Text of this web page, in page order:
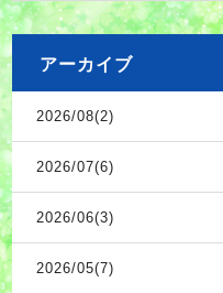
アーカイブ
2026/08(2)
2026/07(6)
2026/06(3)
2026/05(7)